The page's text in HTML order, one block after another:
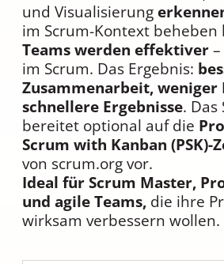
und Visualisierung
im Scrum-Kontext beheben
Teams werden effektiver
im Scrum. Das Ergebnis:
Zusammenarbeit,
schnellere Ergebnisse. Das
bereitet optional auf die
Scrum with Kanban
von scrum.org vor.
Ideal für Scrum Master,
und agile Teams, die ihre
wirksam verbessern wollen.